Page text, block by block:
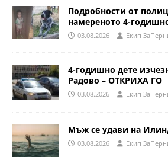
Подробности от
намереното 4-
03.08.2026 Eкип
4-годишно дете
Радово – ОТКРИХА ГО
03.08.2026 Eкип
Мъж се удави на
03.08.2026 Eкип